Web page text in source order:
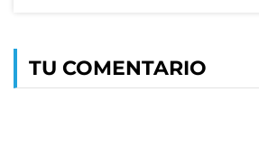
TU COMENTARIO